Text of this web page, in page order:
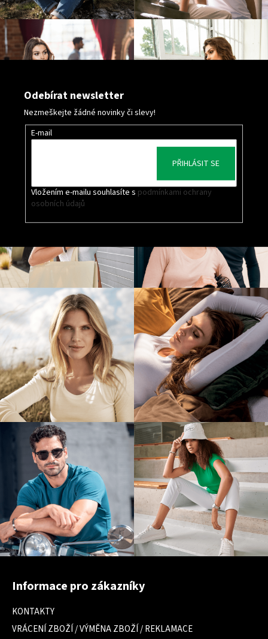
Odebírat newsletter
Nezmeškejte žádné novinky či slevy!
E-mail
Vložením e-mailu souhlasíte s podmínkami ochrany
osobních údajů
PŘIHLÁSIT SE
Z
Informace pro zákazníky
KONTAKTY
VRÁCENÍ ZBOŽÍ / VÝMĚNA ZBOŽÍ / REKLAMACE